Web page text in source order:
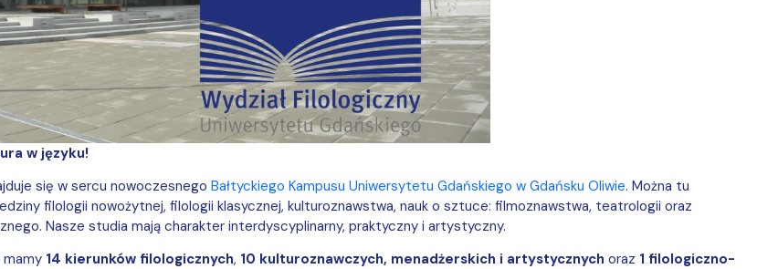
w języku!
się w sercu nowoczesnego Bałtyckiego Kampusu Uniwersytetu Gdańskiego w Gdańsku Oliwie. Można tu
filologii nowożytnej, filologii klasycznej, kulturoznawstwa, nauk o sztuce: filmoznawstwa, teatrologii oraz
Nasze studia mają charakter interdyscyplinarny, praktyczny i artystyczny.
14 kierunków filologicznych, 10 kulturoznawczych, menadżerskich i artystycznych oraz 1 filologiczno-